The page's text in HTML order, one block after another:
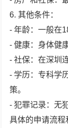
6. 其他条件：
- 年龄：一般在
- 健康：身体健
- 社保：在深圳
- 学历：专科学
策。
- 犯罪记录：无
具体的申请流程